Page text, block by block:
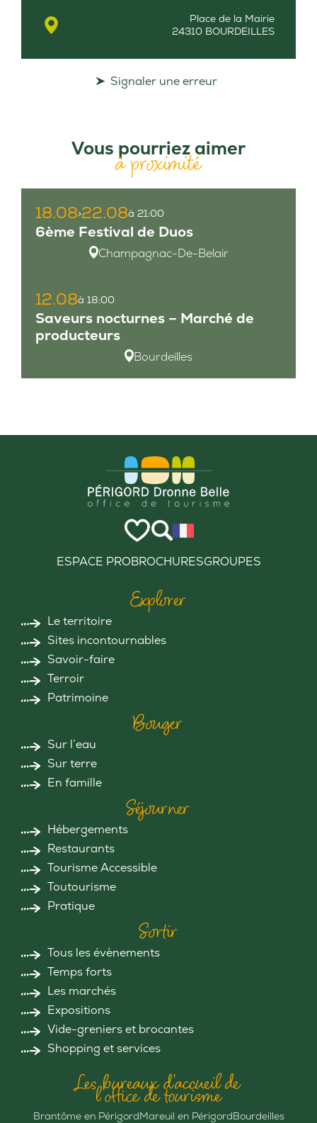
Place de la Mairie
24310 BOURDEILLES
Signaler une erreur
Vous pourriez aimer
à proximité
18.08>22.08à 21:00
6ème Festival de Duos
Champagnac-De-Belair
12.08à 18:00
Saveurs nocturnes – Marché de
producteurs
Bourdeilles
ESPACE PROBROCHURESGROUPES
Explorer
Le territoire
Sites incontournables
Savoir-faire
Terroir
Patrimoine
Bouger
Sur l’eau
Sur terre
En famille
Séjourner
Hébergements
Restaurants
Tourisme Accessible
Toutourisme
Pratique
Sortir
Tous les évènements
Temps forts
Les marchés
Expositions
Vide-greniers et brocantes
Shopping et services
Les bureaux d'accueil de
l'office de tourisme
Brantôme en PérigordMareuil en PérigordBourdeilles